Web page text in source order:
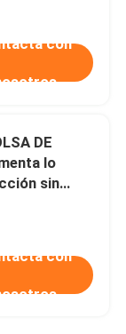
con
DE
lo
sin
con